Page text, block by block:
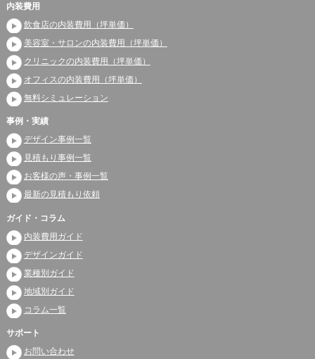
内装費用
飲食店の内装費用（坪単価）
美容室・サロンの内装費用（坪単価）
クリニックの内装費用（坪単価）
オフィスの内装費用（坪単価）
無料シミュレーション
事例・実績
デザイン事例一覧
見積もり事例一覧
お客様の声・事例一覧
最新の見積もり依頼
ガイド・コラム
内装費用ガイド
デザインガイド
業種別ガイド
地域別ガイド
コラム一覧
サポート
お問い合わせ